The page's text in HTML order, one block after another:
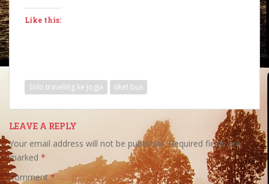
Like this:
Solo traveling ke Jogja tiket bus
LEAVE A REPLY
Your email address will not be published. Required fields are
marked *
Comment*